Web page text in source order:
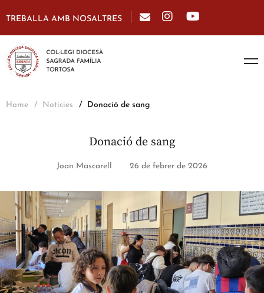
TREBALLA AMB NOSALTRES
Home Notícies Donació de sang
Donació de sang
Joan Mascarell 26 de febrer de 2026